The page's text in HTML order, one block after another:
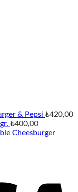
& Pepsi ₺420,00
₺400,00
Cheesburger